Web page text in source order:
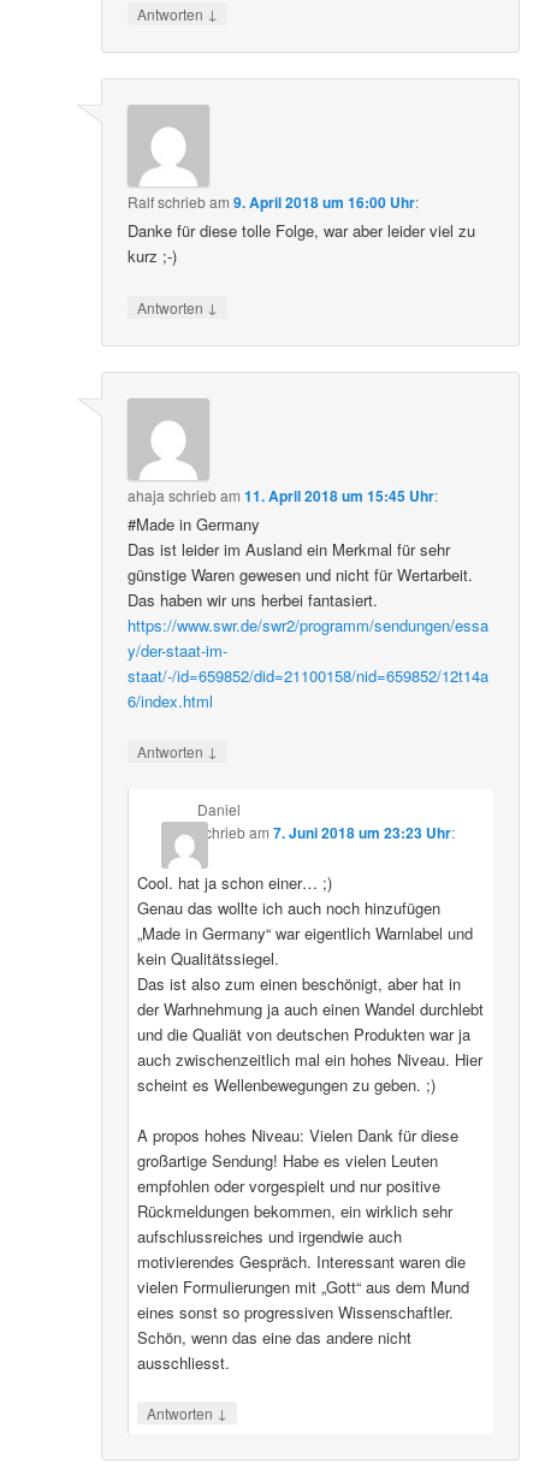
Antworten ↓
Ralfschriebam9. April 2018 um 16:00 Uhr:
Danke für diese tolle Folge, war aber leider viel zu
kurz ;-)
Antworten ↓
ahaja schriebam11. April 2018 um 15:45 Uhr:
#Made in Germany
Das ist leider im Ausland ein Merkmal für sehr
günstige Waren gewesen und nicht für Wertarbeit.
Das haben wir uns herbei fantasiert.
https://www.swr.de/swr2/programm/sendungen/essa
y/der-staat-im-
staat/-/id=659852/did=21100158/nid=659852/12t14a
6/index.html
Antworten ↓
Daniel
schriebam 7. Juni 2018 um 23:23 Uhr:
Cool. hat ja schon einer… ;)
Genau das wollte ich auch noch hinzufügen
„Made in Germany“ war eigentlich Warnlabel und
kein Qualitätssiegel.
Das ist also zum einen beschönigt, aber hat in
der Warhnehmung ja auch einen Wandel durchlebt
und die Qualiät von deutschen Produkten war ja
auch zwischenzeitlich mal ein hohes Niveau. Hier
scheint es Wellenbewegungen zu geben. ;)
A propos hohes Niveau: Vielen Dank für diese
großartige Sendung! Habe es vielen Leuten
empfohlen oder vorgespielt und nur positive
Rückmeldungen bekommen, ein wirklich sehr
aufschlussreiches und irgendwie auch
motivierendes Gespräch. Interessant waren die
vielen Formulierungen mit „Gott“ aus dem Mund
eines sonst so progressiven Wissenschaftler.
Schön, wenn das eine das andere nicht
ausschliesst.
Antworten ↓